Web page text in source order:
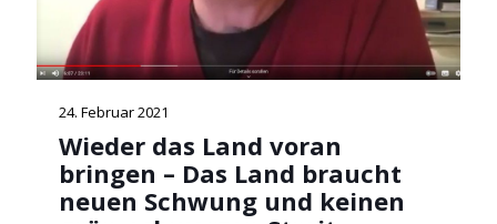
24. Februar 2021
Wieder das Land voran
bringen – Das Land braucht
neuen Schwung und keinen